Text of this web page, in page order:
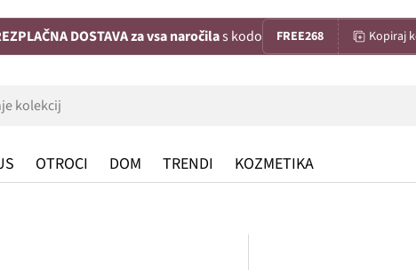
DOSTAVA za vsa naročilas kodo FREE268 Kopiraj
OTROCI DOM TRENDI KOZMETIKA